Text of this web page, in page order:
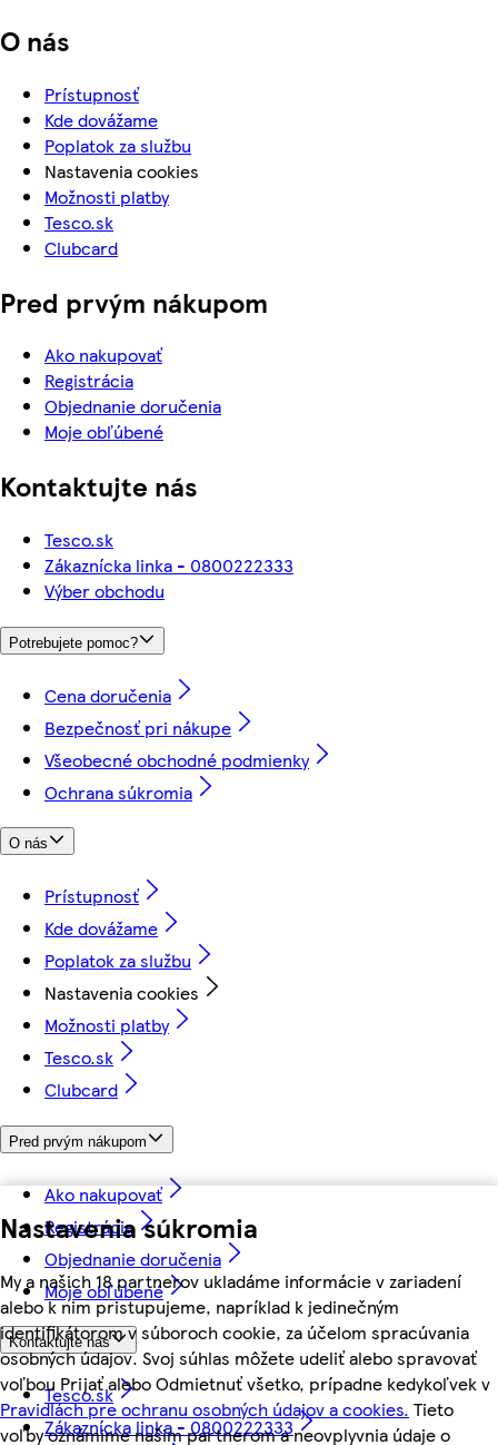
Nastavenia súkromia
My a našich 18 partnerov ukladáme informácie v zariadení
alebo k nim pristupujeme, napríklad k jedinečným
identifikátorom v súboroch cookie, za účelom spracúvania
osobných údajov. Svoj súhlas môžete udeliť alebo spravovať
voľbou Prijať alebo Odmietnuť všetko, prípadne kedykoľvek v
Pravidlách pre ochranu osobných údajov a cookies. Tieto
voľby oznámime našim partnerom a neovplyvnia údaje o
O nás
Prístupnosť
Kde dovážame
Poplatok za službu
Nastavenia cookies
Možnosti platby
Tesco.sk
Clubcard
Pred prvým nákupom
Ako nakupovať
Registrácia
Objednanie doručenia
Moje obľúbené
Kontaktujte nás
Tesco.sk
Zákaznícka linka - 0800222333
Výber obchodu
Potrebujete pomoc?
Cena doručenia
Bezpečnosť pri nákupe
Všeobecné obchodné podmienky
Ochrana súkromia
O nás
Prístupnosť
Kde dovážame
Poplatok za službu
Nastavenia cookies
Možnosti platby
Tesco.sk
Clubcard
Pred prvým nákupom
Ako nakupovať
Registrácia
Objednanie doručenia
Moje obľúbené
Kontaktujte nás
Tesco.sk
Zákaznícka linka - 0800222333